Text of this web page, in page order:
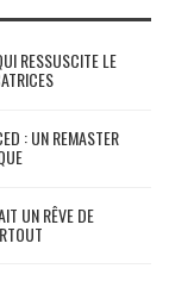
RESSUSCITE LE
: UN REMASTER
UN RÊVE DE